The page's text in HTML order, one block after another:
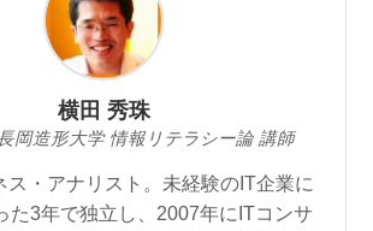
横田 秀珠
岡造形大学 情報リテラシー論 講師
ス・アナリスト。未経験のIT企業に
た3年で独立し、2007年にITコンサ